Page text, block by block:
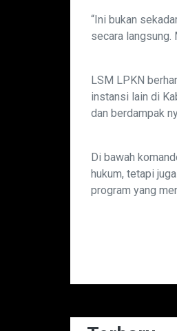
“Ini bukan
secara langsung.
LSM LPKN
instansi lain di
dan berdampak
Di bawah
hukum, tetapi
program yang